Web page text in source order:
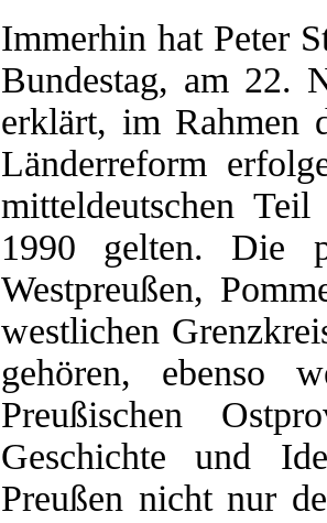
Immerhin hat Peter
Bundestag, am 22.
erklärt, im Rahmen
Länderreform
mitteldeutschen
1990 gelten. Die
Westpreußen,
westlichen
gehören, ebenso
Preußischen
Geschichte und
Preußen nicht nur